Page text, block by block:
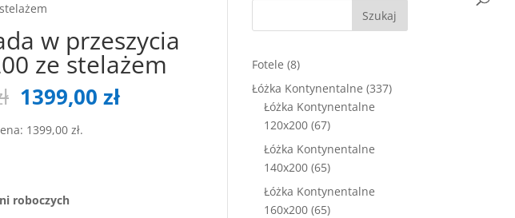
w przeszycia
ze stelażem
Pierwotna
cena
wynosiła:
1399,00złAktualna
1399,00zł.
roboczych
Szukaj
Fotele 88
produktów
Łóżka Kontynentalne 337337
Łóżka Kontynentalne
120x200 6767
produktów
Łóżka Kontynentalne
140x200 6565
produktów
Łóżka Kontynentalne
160x200 6565